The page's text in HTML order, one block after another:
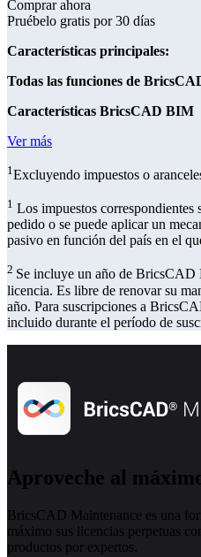
Comprar ahora
Pruébelo gratis por 30 días
Características principales:
Todas las funciones de
Características BricsCAD BIM
Ver más
1 Excluyendo impuestos o
1 Los impuestos correspondientes
pedido o se puede aplicar un
pasivo en función del país en el
2 Se incluye un año de BricsCAD
licencia. Es libre de renovar su
año. Para suscripciones a
incluido durante el período de
Aproveche al
BricsCAD Maintenance es una
máximo sus licencias perpetuas
productos por expertos.